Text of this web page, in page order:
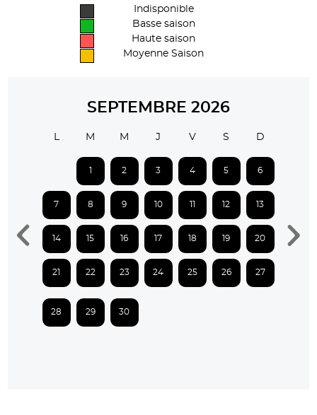
Indisponible
Basse saison
Haute saison
Moyenne Saison
SEPTEMBRE 2026
L M M J V S D
2 3 4 5 6
7 8 9 10 12 13
14 15 16 17 18 19 20
21 22 23 24 25 26 27
28 29 30